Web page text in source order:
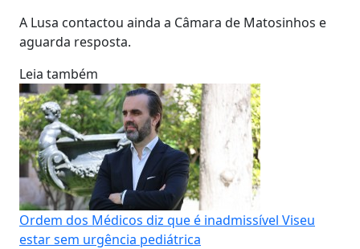
A Lusa contactou ainda a Câmara de Matosinhos e
aguarda resposta.
Leia também
Ordem dos Médicos diz que é inadmissível Viseu
estar sem urgência pediátrica